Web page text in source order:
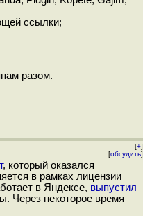
ссылки;
разом.
[+]
[обсудить]
, который оказался
в рамках лицензии
в Яндексе, выпустил
Через некоторое время